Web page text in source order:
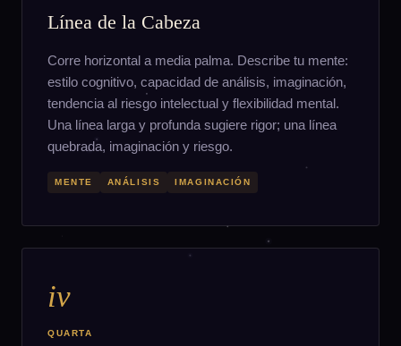
Línea de la Cabeza
Corre horizontal a media palma. Describe tu mente:
estilo cognitivo, capacidad de análisis, imaginación,
tendencia al riesgo intelectual y flexibilidad mental.
Una línea larga y profunda sugiere rigor; una línea
quebrada, imaginación y riesgo.
MENTE ANÁLISIS IMAGINACIÓN
iv
QUARTA